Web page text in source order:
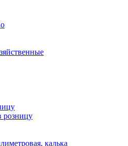
розницу
калька